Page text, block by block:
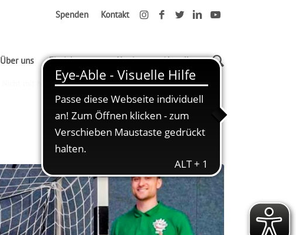
Spenden Kontakt
Über uns Einrichtungen Karriere Aktuelles
Nicht mit Mir! Selbstbehauptungskurs in der RÖHRE